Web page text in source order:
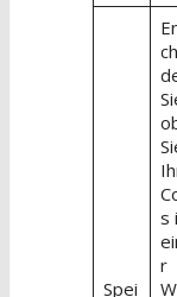
Spei
s
r